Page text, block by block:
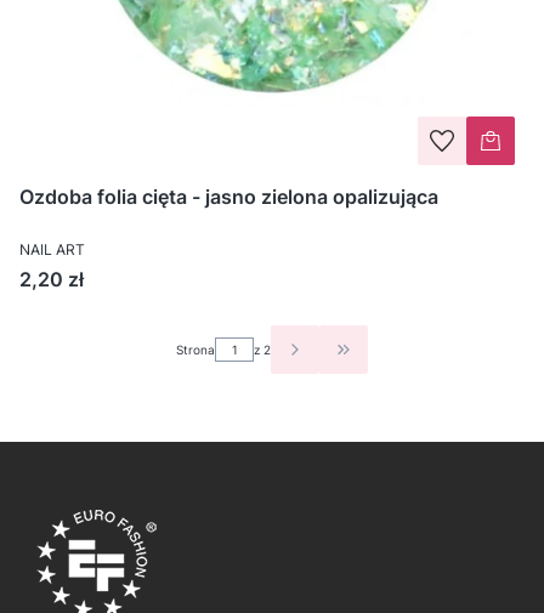
Ozdoba folia cięta - jasno zielona opalizująca
NAIL ART
Cena
2,20 zł
Strona z 2 PRZEJDŹ DO OSTATNIEJ